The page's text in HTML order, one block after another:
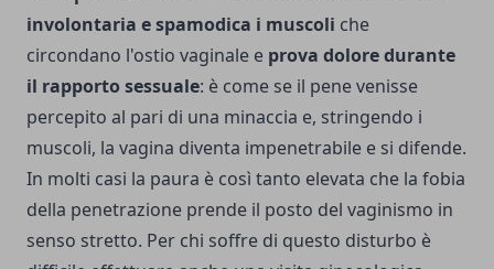
involontaria e spamodica i muscoli che
circondano l'ostio vaginale e prova dolore durante
il rapporto sessuale: è come se il pene venisse
percepito al pari di una minaccia e, stringendo i
muscoli, la vagina diventa impenetrabile e si difende.
In molti casi la paura è così tanto elevata che la fobia
della penetrazione prende il posto del vaginismo in
senso stretto. Per chi soffre di questo disturbo è